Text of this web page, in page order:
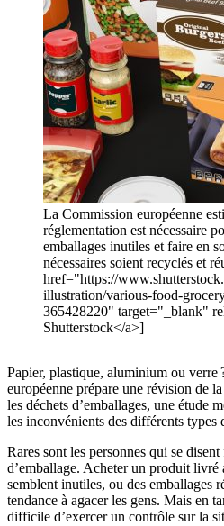
La Commission européenne
réglementation est nécessaire
emballages inutiles et faire en
nécessaires soient recyclés et
href="https://
illustration/various-food-
365428220" target="_blank"
Shutterstock</a>]
Papier, plastique, aluminium ou verre
européenne prépare une révision de
les déchets d’emballages, une étude
les inconvénients des différents types
Rares sont les personnes qui se
d’emballage. Acheter un produit livré
semblent inutiles, ou des emballages
tendance à agacer les gens. Mais en
difficile d’exercer un contrôle sur la